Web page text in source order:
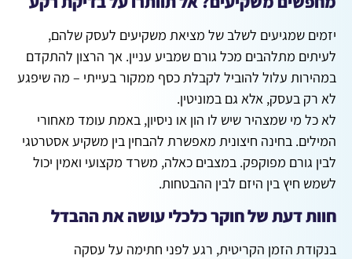
יזמים שמגיעים לשלב של מציאת משקיעים לעסק שלהם,
לעיתים מתלהבים מכל גורם שמביע עניין. אך הרצון להתקדם
במהירות עלול להוביל לקבלת כסף ממקור בעייתי – מה שיפגע
לא רק בעסק, אלא גם במוניטין.
לא כל מי שמצהיר שיש לו הון או ניסיון, באמת עומד מאחורי
המילים. בחינה חיצונית מאפשרת להבחין בין משקיע אסטרטגי
לבין גורם מפוקפק. במצבים כאלה, משרד מקצועי ואמין יכול
לשמש חיץ בין היזם לבין ההבטחות.
חוות דעת של חוקר כלכלי עושה את ההבדל
בנקודת הזמן הקריטית, רגע לפני חתימה על עסקה